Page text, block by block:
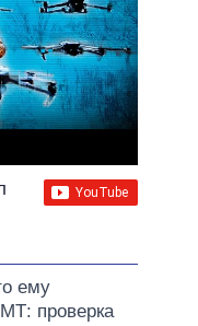
ему
проверка